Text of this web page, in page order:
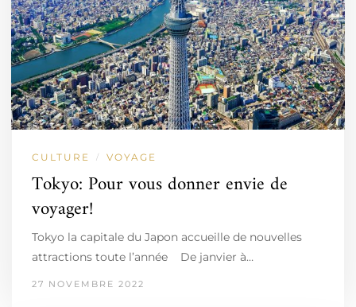
CULTURE / VOYAGE
Tokyo: Pour vous donner envie de
voyager!
Tokyo la capitale du Japon accueille de nouvelles
attractions toute l’année De janvier à…
27 NOVEMBRE 2022